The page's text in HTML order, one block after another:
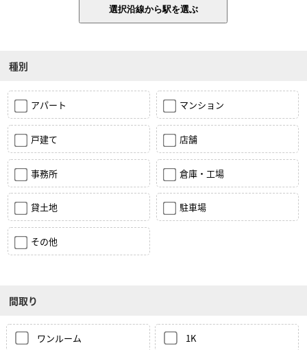
種別
アパート マンション
戸建て 店舗
事務所 倉庫・工場
貸土地 駐車場
その他
間取り
ワンルーム 1K